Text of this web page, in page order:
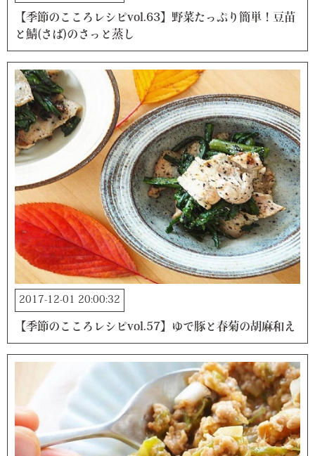
【季節のこころレシピvol.63】野菜たっぷり簡単！豆苗
と鯖(さば)のさっと蒸し
2017-12-01 20:00:32
【季節のこころレシピvol.57】ゆで豚と春菊の胡麻和え